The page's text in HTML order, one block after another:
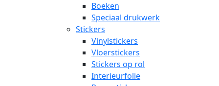
Boeken
Speciaal drukwerk
Stickers
Vinylstickers
Vloerstickers
Stickers op rol
Interieurfolie